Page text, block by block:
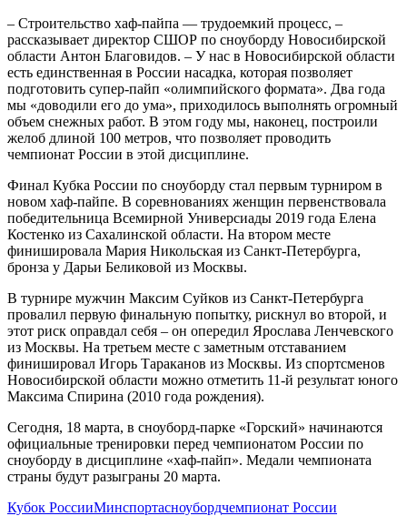
– Строительство хаф-пайпа — трудоемкий процесс, –
рассказывает директор СШОР по сноуборду Новосибирской
области Антон Благовидов. – У нас в Новосибирской области
есть единственная в России насадка, которая позволяет
подготовить супер-пайп «олимпийского формата». Два года
мы «доводили его до ума», приходилось выполнять огромный
объем снежных работ. В этом году мы, наконец, построили
желоб длиной 100 метров, что позволяет проводить
чемпионат России в этой дисциплине.
Финал Кубка России по сноуборду стал первым турниром в
новом хаф-пайпе. В соревнованиях женщин первенствовала
победительница Всемирной Универсиады 2019 года Елена
Костенко из Сахалинской области. На втором месте
финишировала Мария Никольская из Санкт-Петербурга,
бронза у Дарьи Беликовой из Москвы.
В турнире мужчин Максим Суйков из Санкт-Петербурга
провалил первую финальную попытку, рискнул во второй, и
этот риск оправдал себя – он опередил Ярослава Ленчевского
из Москвы. На третьем месте с заметным отставанием
финишировал Игорь Тараканов из Москвы. Из спортсменов
Новосибирской области можно отметить 11-й результат юного
Максима Спирина (2010 года рождения).
Сегодня, 18 марта, в сноуборд-парке «Горский» начинаются
официальные тренировки перед чемпионатом России по
сноуборду в дисциплине «хаф-пайп». Медали чемпионата
страны будут разыграны 20 марта.
Кубок РоссииМинспортасноубордчемпионат России